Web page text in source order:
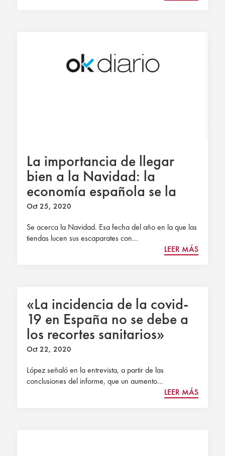
La importancia de llegar
bien a la Navidad: la
economía española se la
juega
Oct 25, 2020
Se acerca la Navidad. Esa fecha del año en la que las
tiendas lucen sus escaparates con...
LEER MÁS
«La incidencia de la covid-
19 en España no se debe a
los recortes sanitarios»
Oct 22, 2020
López señaló en la entrevista, a partir de las
conclusiones del informe, que un aumento...
LEER MÁS